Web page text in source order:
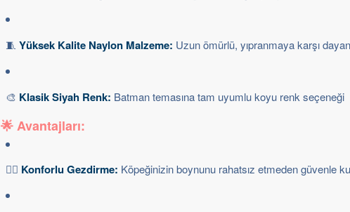
🧵Yüksek Kalite Naylon Malzeme: Uzun ömürlü, yıpranmaya karşı
🎨 Klasik Siyah Renk: Batman temasına tam uyumlu koyu renk seçeneği
🌟 Avantajları:
🚶‍♂️ Konforlu Gezdirme: Köpeğinizin boynunu rahatsız etmeden güvenle